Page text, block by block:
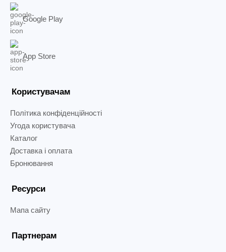
Google Play
App Store
Користувачам
Політика конфіденційності
Угода користувача
Каталог
Доставка і оплата
Бронювання
Ресурси
Мапа сайту
Партнерам